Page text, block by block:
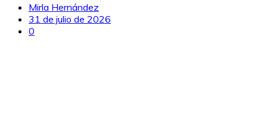
Mirla Hernández
31 de julio de 2026
0